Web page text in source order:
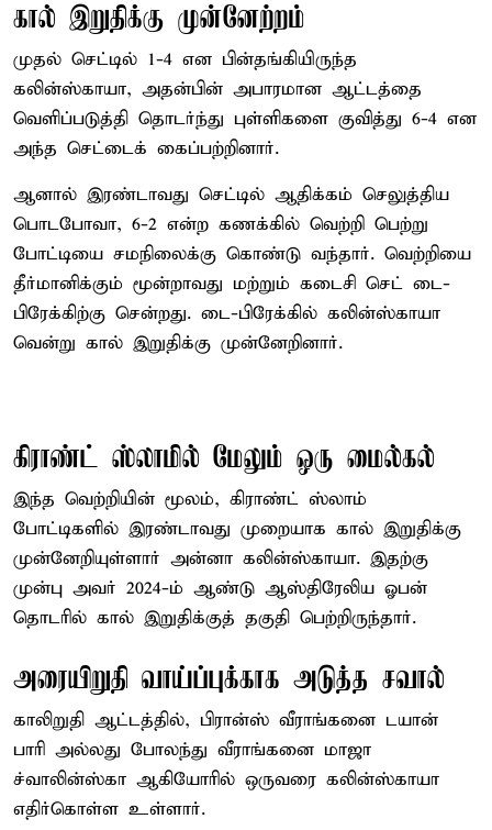
கால் இறுதிக்கு முன்னேற்றம்
முதல் செட்டில் 1-4 என பின்தங்கியிருந்த
கலின்ஸ்காயா, அதன்பின் அபாரமான ஆட்டத்தை
வெளிப்படுத்தி தொடர்ந்து புள்ளிகளை குவித்து 6-4 என
அந்த செட்டைக் கைப்பற்றினார்.
ஆனால் இரண்டாவது செட்டில் ஆதிக்கம் செலுத்திய
பொடபோவா, 6-2 என்ற கணக்கில் வெற்றி பெற்று
போட்டியை சமநிலைக்கு கொண்டு வந்தார். வெற்றியை
தீர்மானிக்கும் மூன்றாவது மற்றும் கடைசி செட் டை-
பிரேக்கிற்கு சென்றது. டை-பிரேக்கில் கலின்ஸ்காயா
வென்று கால் இறுதிக்கு முன்னேறினார்.
கிராண்ட் ஸ்லாமில் மேலும் ஒரு மைல்கல்
இந்த வெற்றியின் மூலம், கிராண்ட் ஸ்லாம்
போட்டிகளில் இரண்டாவது முறையாக கால் இறுதிக்கு
முன்னேறியுள்ளார் அன்னா கலின்ஸ்காயா. இதற்கு
முன்பு அவர் 2024-ம் ஆண்டு ஆஸ்திரேலிய ஓபன்
தொடரில் கால் இறுதிக்குத் தகுதி பெற்றிருந்தார்.
அரையிறுதி வாய்ப்புக்காக அடுத்த சவால்
காலிறுதி ஆட்டத்தில், பிரான்ஸ் வீராங்கனை டயான்
பாரி அல்லது போலந்து வீராங்கனை மாஜா
ச்வாலின்ஸ்கா ஆகியோரில் ஒருவரை கலின்ஸ்காயா
எதிர்கொள்ள உள்ளார்.